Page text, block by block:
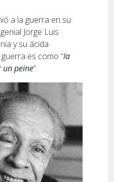
a la guerra en su
Jorge Luis
y su ácida
es como “la
un peine”.